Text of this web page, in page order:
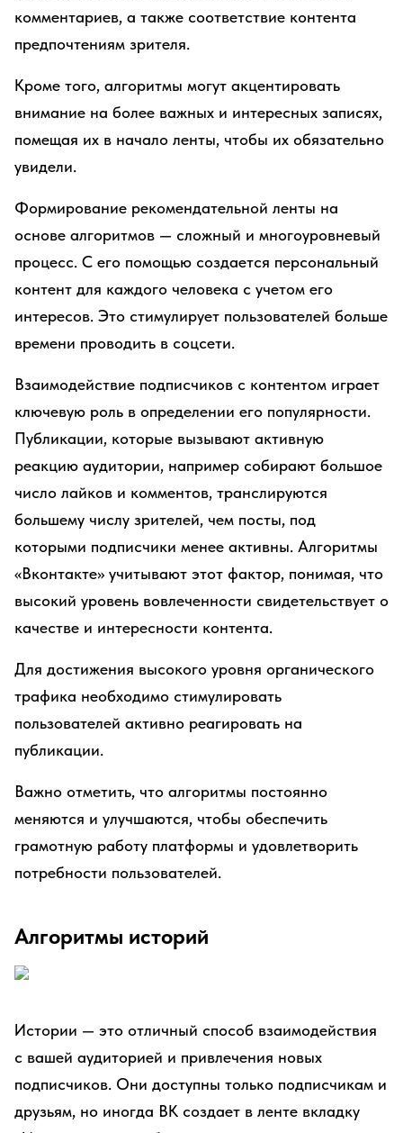
комментариев, а также соответствие контента
предпочтениям зрителя.
Кроме того, алгоритмы могут акцентировать
внимание на более важных и интересных записях,
помещая их в начало ленты, чтобы их обязательно
увидели.
Формирование рекомендательной ленты на
основе алгоритмов — сложный и многоуровневый
процесс. С его помощью создается персональный
контент для каждого человека с учетом его
интересов. Это стимулирует пользователей больше
времени проводить в соцсети.
Взаимодействие подписчиков с контентом играет
ключевую роль в определении его популярности.
Публикации, которые вызывают активную
реакцию аудитории, например собирают большое
число лайков и комментов, транслируются
большему числу зрителей, чем посты, под
которыми подписчики менее активны. Алгоритмы
«Вконтакте» учитывают этот фактор, понимая, что
высокий уровень вовлеченности свидетельствует о
качестве и интересности контента.
Для достижения высокого уровня органического
трафика необходимо стимулировать
пользователей активно реагировать на
публикации.
Важно отметить, что алгоритмы постоянно
меняются и улучшаются, чтобы обеспечить
грамотную работу платформы и удовлетворить
потребности пользователей.
Алгоритмы историй
Истории — это отличный способ взаимодействия
с вашей аудиторией и привлечения новых
подписчиков. Они доступны только подписчикам и
друзьям, но иногда ВК создает в ленте вкладку